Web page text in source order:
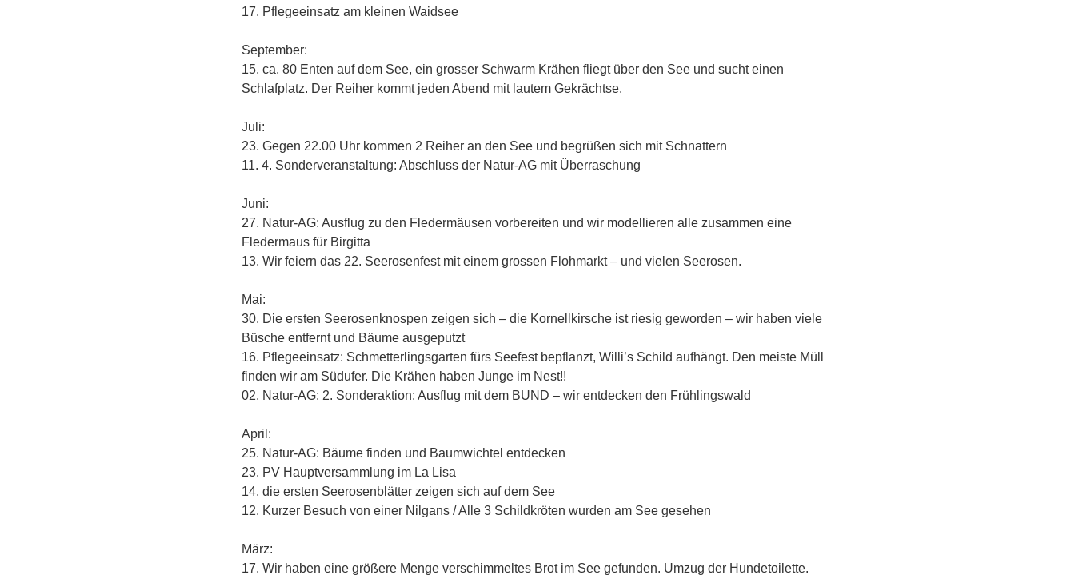
17. Pflegeeinsatz am kleinen Waidsee
September:
15. ca. 80 Enten auf dem See, ein grosser Schwarm Krähen fliegt über den See und sucht einen
Schlafplatz. Der Reiher kommt jeden Abend mit lautem Gekrächtse.
Juli:
23. Gegen 22.00 Uhr kommen 2 Reiher an den See und begrüßen sich mit Schnattern
11. 4. Sonderveranstaltung: Abschluss der Natur-AG mit Überraschung
Juni:
27. Natur-AG: Ausflug zu den Fledermäusen vorbereiten und wir modellieren alle zusammen eine
Fledermaus für Birgitta
13. Wir feiern das 22. Seerosenfest mit einem grossen Flohmarkt – und vielen Seerosen.
Mai:
30. Die ersten Seerosenknospen zeigen sich – die Kornellkirsche ist riesig geworden – wir haben viele
Büsche entfernt und Bäume ausgeputzt
16. Pflegeeinsatz: Schmetterlingsgarten fürs Seefest bepflanzt, Willi’s Schild aufhängt. Den meiste Müll
finden wir am Südufer. Die Krähen haben Junge im Nest!!
02. Natur-AG: 2. Sonderaktion: Ausflug mit dem BUND – wir entdecken den Frühlingswald
April:
25. Natur-AG: Bäume finden und Baumwichtel entdecken
23. PV Hauptversammlung im La Lisa
14. die ersten Seerosenblätter zeigen sich auf dem See
12. Kurzer Besuch von einer Nilgans / Alle 3 Schildkröten wurden am See gesehen
März:
17. Wir haben eine größere Menge verschimmeltes Brot im See gefunden. Umzug der Hundetoilette.